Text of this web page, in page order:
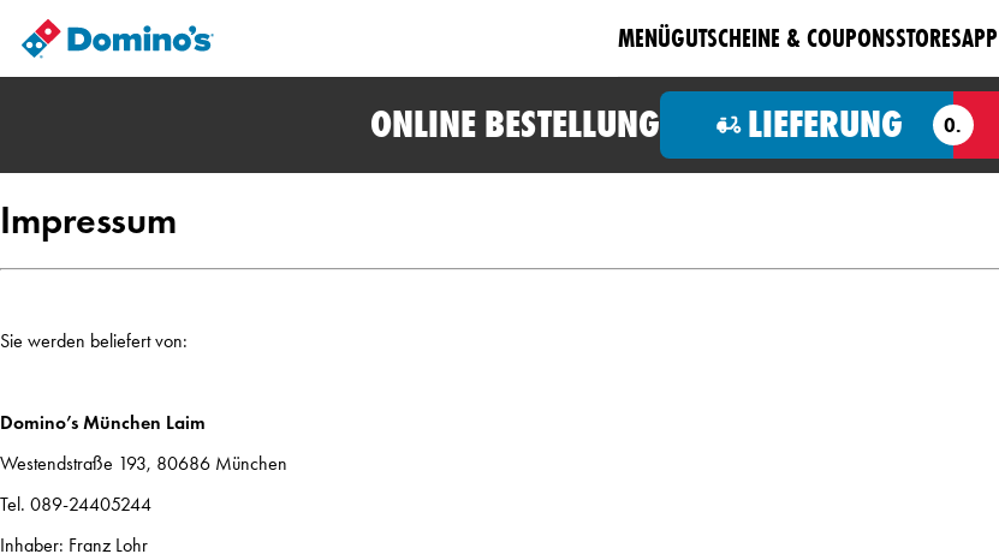
MENÜGUTSCHEINE & COUPONSSTORESAPP
ONLINE BESTELLUNG LIEFERUNG O.
Impressum
Sie werden beliefert von:
Domino’s München Laim
Westendstraße 193, 80686 München
Tel. 089-24405244
Inhaber: Franz Lohr